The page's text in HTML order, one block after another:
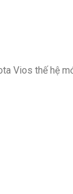
Vios thế hệ